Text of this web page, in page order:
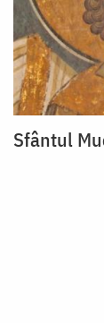
Sfântul